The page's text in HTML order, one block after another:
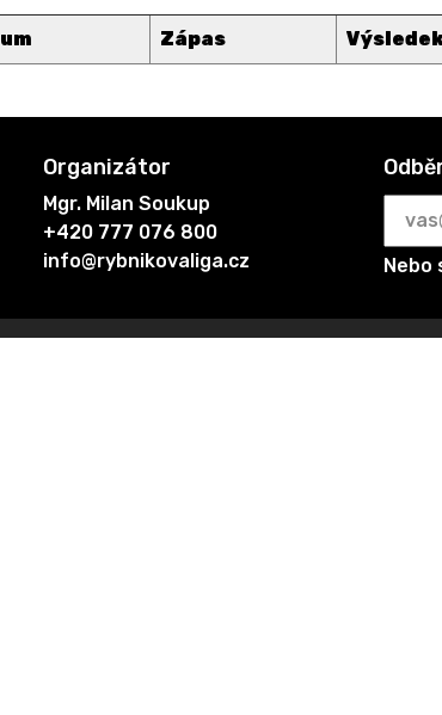
Zápas
Organizátor
Mgr. Milan Soukup
+420 777 076 800
info@rybnikovaliga.cz
Nebo